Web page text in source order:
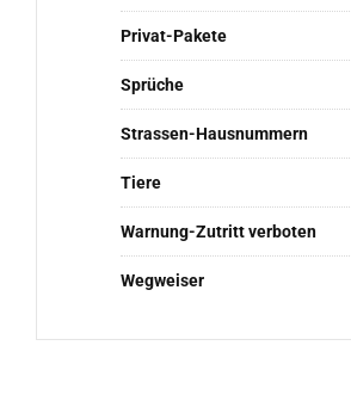
Privat-Pakete
Sprüche
Strassen-Hausnummern
Tiere
Warnung-Zutritt verboten
Wegweiser